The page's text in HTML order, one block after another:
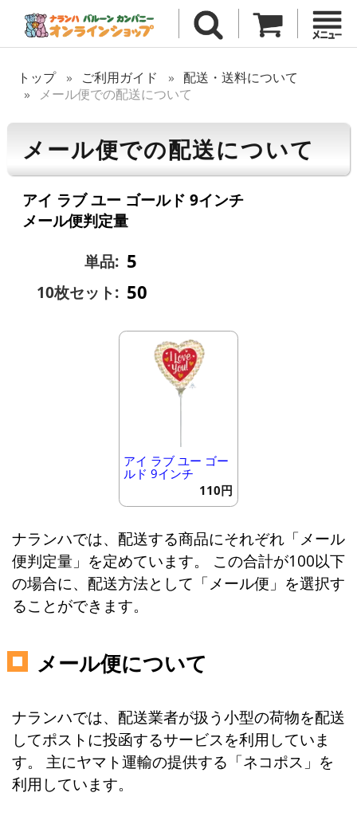
トップ ご利用ガイド
配送・送料について
メール便での配送について
メール便での配送について
アイ ラブ ユー ゴールド 9インチ
メール便判定量
単品: 5
10枚セット: 50
アイ ラブ ユー ゴー
ルド 9インチ
110円
ナランハでは、配送する商品にそれぞれ「メール
便判定量」を定めています。 この合計が100以下
の場合に、配送方法として「メール便」を選択す
ることができます。
メール便について
ナランハでは、配送業者が扱う小型の荷物を配送
してポストに投函するサービスを利用していま
す。 主にヤマト運輸の提供する「ネコポス」を
利用しています。